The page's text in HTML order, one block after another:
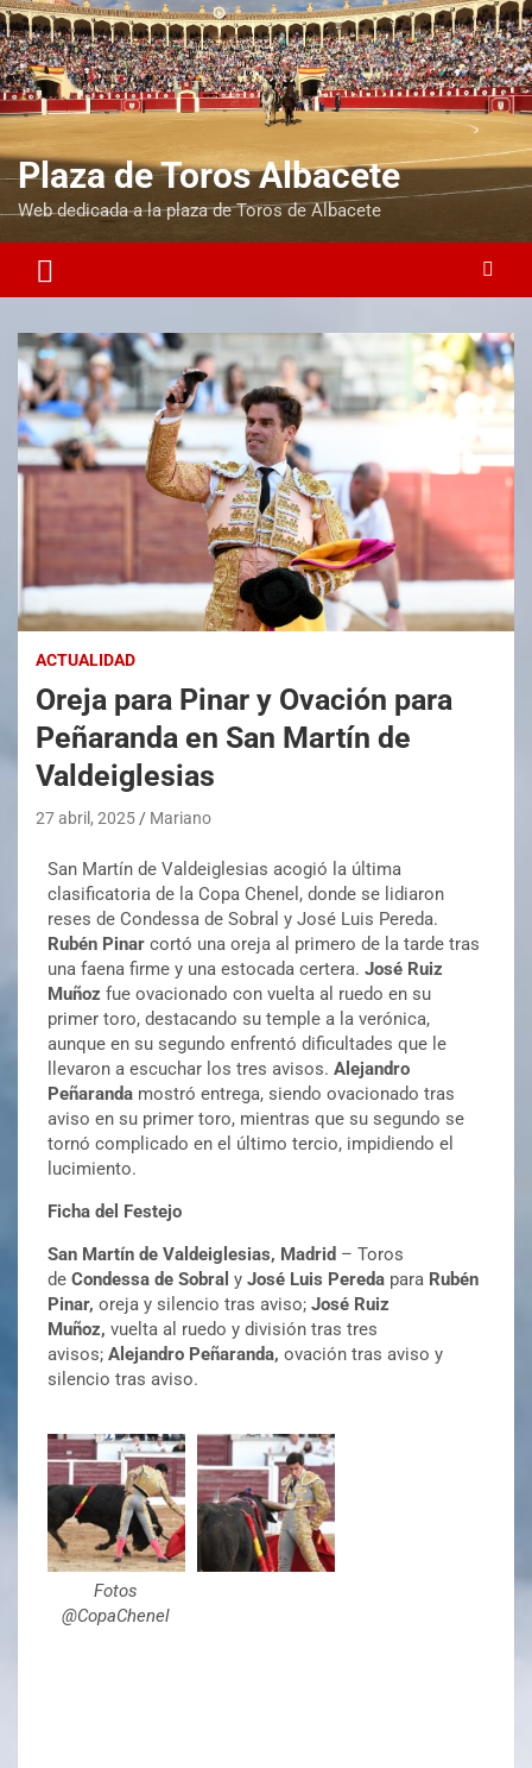
Plaza de Toros Albacete
Web dedicada a la plaza de Toros de Albacete
ACTUALIDAD
Oreja para Pinar y Ovación para
Peñaranda en San Martín de
Valdeiglesias
27 abril, 2025 Mariano
San Martín de Valdeiglesias acogió la última
clasificatoria de la Copa Chenel, donde se lidiaron
reses de Condessa de Sobral y José Luis Pereda.
Rubén Pinar cortó una oreja al primero de la tarde tras
una faena firme y una estocada certera. José Ruiz
Muñoz fue ovacionado con vuelta al ruedo en su
primer toro, destacando su temple a la verónica,
aunque en su segundo enfrentó dificultades que le
llevaron a escuchar los tres avisos. Alejandro
Peñaranda mostró entrega, siendo ovacionado tras
aviso en su primer toro, mientras que su segundo se
tornó complicado en el último tercio, impidiendo el
lucimiento.
Ficha del Festejo
San Martín de Valdeiglesias, Madrid – Toros
de Condessa de Sobral y José Luis Pereda para Rubén
Pinar, oreja y silencio tras aviso; José Ruiz
Muñoz, vuelta al ruedo y división tras tres
avisos; Alejandro Peñaranda, ovación tras aviso y
silencio tras aviso.
Fotos
@CopaChenel